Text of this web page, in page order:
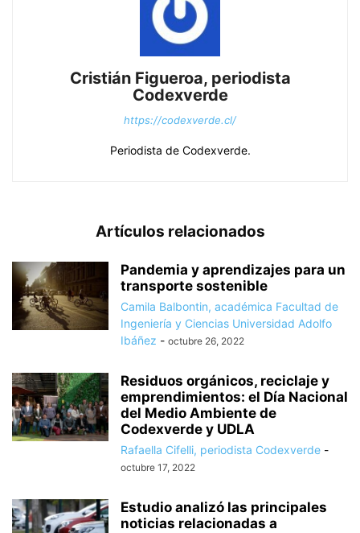
Cristián Figueroa, periodista
Codexverde
https://codexverde.cl/
Periodista de Codexverde.
Artículos relacionados
Pandemia y aprendizajes para un
transporte sostenible
Camila Balbontin, académica Facultad de
Ingeniería y Ciencias Universidad Adolfo
Ibáñez - octubre 26, 2022
Residuos orgánicos, reciclaje y
emprendimientos: el Día Nacional
del Medio Ambiente de
Codexverde y UDLA
Rafaella Cifelli, periodista Codexverde -
octubre 17, 2022
Estudio analizó las principales
noticias relacionadas a